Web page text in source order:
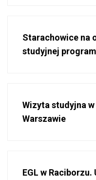
Starachowice na
studyjnej
Wizyta studyjna
Warszawie
EGL w Raciborzu.